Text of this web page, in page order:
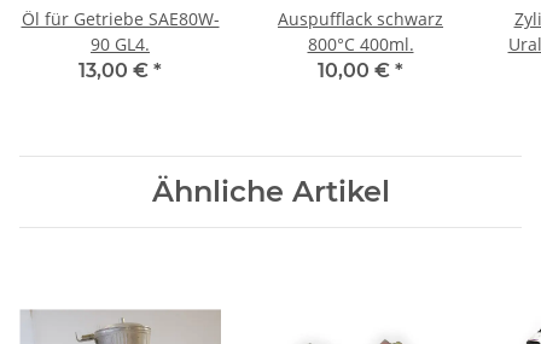
Öl für Getriebe SAE80W-
90 GL4.
13,00 € *
Auspufflack schwarz
800°C 400ml.
10,00 € *
Ähnliche Artikel